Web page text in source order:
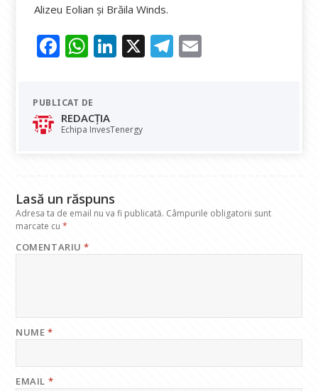
Alizeu Eolian şi Brăila Winds.
F
e
b
o
W
at
s
A
Li
dI
X T
PUBLICAT DE
REDACȚIA
Echipa InvesTenergy
Lasă un răspuns
Adresa ta de email nu va fi publicată. Câmpurile obligatorii sunt
marcate cu*
COMENTARIU*
NUME*
EMAIL *